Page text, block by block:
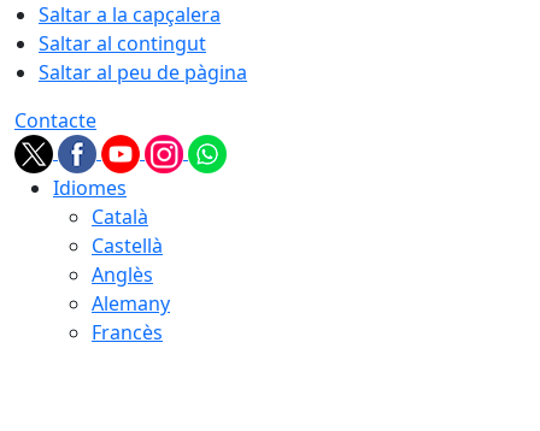
Saltar a la capçalera
Saltar al contingut
Saltar al peu de pàgina
Contacte
Idiomes
Català
Castellà
Anglès
Alemany
Francès